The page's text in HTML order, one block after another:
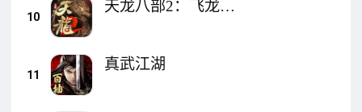
10
天龙八部2：飞龙战
11
真武江湖